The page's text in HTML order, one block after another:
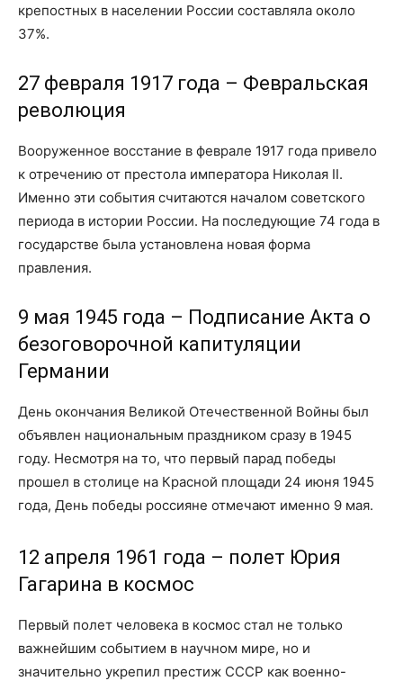
крепостных в населении России составляла около
37%.
27 февраля 1917 года – Февральская
революция
Вооруженное восстание в феврале 1917 года привело
к отречению от престола императора Николая II.
Именно эти события считаются началом советского
периода в истории России. На последующие 74 года в
государстве была установлена новая форма
правления.
9 мая 1945 года – Подписание Акта о
безоговорочной капитуляции
Германии
День окончания Великой Отечественной Войны был
объявлен национальным праздником сразу в 1945
году. Несмотря на то, что первый парад победы
прошел в столице на Красной площади 24 июня 1945
года, День победы россияне отмечают именно 9 мая.
12 апреля 1961 года – полет Юрия
Гагарина в космос
Первый полет человека в космос стал не только
важнейшим событием в научном мире, но и
значительно укрепил престиж СССР как военно-